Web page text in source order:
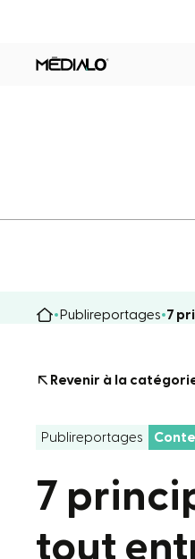
Publireportages 7
Revenir à la
Publireportages
7
tout